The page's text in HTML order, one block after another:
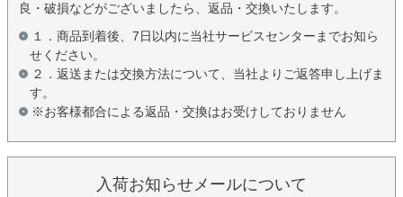
良・破損などがございましたら、返品・交換いたします。
１．商品到着後、7日以内に当社サービスセンターまでお知ら
せください。
２．返送または交換方法について、当社よりご返答申し上げま
す。
※お客様都合による返品・交換はお受けしておりません
入荷お知らせメールについて